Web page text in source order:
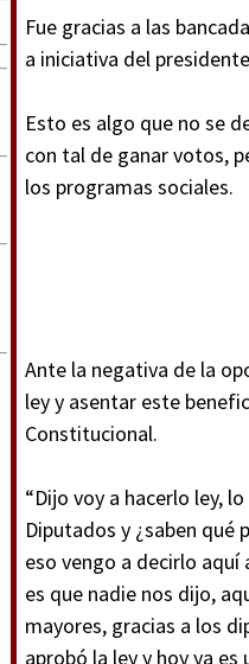
Fue gracias a las
a iniciativa del
Esto es algo que no se
con tal de ganar votos,
los programas sociales.
Ante la negativa de la
ley y asentar este
Constitucional.
“Dijo voy a hacerlo ley,
Diputados y ¿saben qué
eso vengo a decirlo aquí
es que nadie nos dijo,
mayores, gracias a los
aprobó la ley y hoy ya